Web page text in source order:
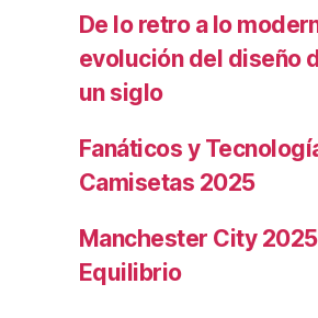
De lo retro a lo
evolución del diseño
un siglo
Fanáticos y
Camisetas 2025
Manchester City
Equilibrio